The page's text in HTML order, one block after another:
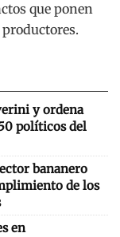
que ponen
y ordena
políticos del
bananero
de los
en